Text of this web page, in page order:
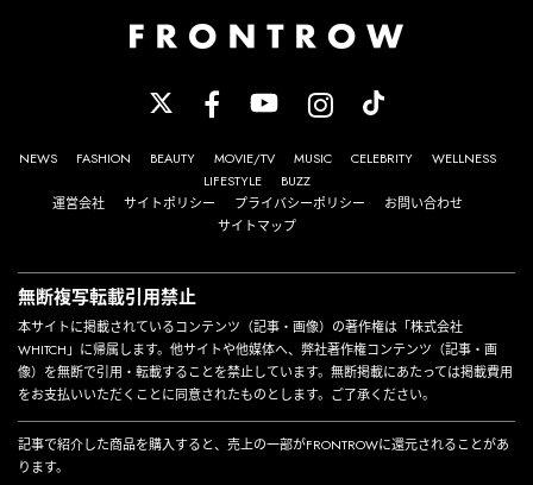
NEWS FASHION BEAUTY MOVIE/TV MUSIC CELEBRITY
WELLNESS
LIFESTYLE
BUZZ
運営会社
サイトポリシー プライバシーポリシー
お問い合わせ
サイトマップ
無断複写転載引用禁止
本サイトに掲載されているコンテンツ（記事・画像）の著作権は「株式会社
WHITCH」に帰属します。他サイトや他媒体へ、弊社著作権コンテンツ（記事・画
像）を無断で引用・転載することを禁止しています。無断掲載にあたっては掲載費用
をお支払いいただくことに同意されたものとします。ご了承ください。
記事で紹介した商品を購入すると、売上の一部がFRONTROWに還元されることがあ
ります。